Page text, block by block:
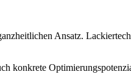
Ansatz.
konkrete